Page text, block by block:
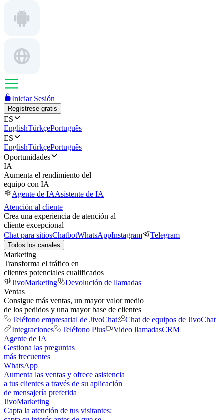
Iniciar Sesión
Regístrese gratis
ES
EnglishTürkçePortuguês
ES
EnglishTürkçePortuguês
Oportunidades
IA
Aumenta el rendimiento del
equipo con IA
Agente de IAAsistente de IA
Atención al cliente
Crea una experiencia de atención al
cliente excepcional
Chat para sitiosChatbotWhatsAppInstagram Telegram
Todos los canales
Marketing
Transforma el tráfico en
clientes potenciales cualificados
JivoMarketing
Devolución de llamadas
Ventas
Consigue más ventas, un mayor valor medio
de los pedidos y una mayor base de clientes
Teléfono empresarial de JivoChat
Chat de equipos de JivoChat
Integraciones
Teléfono Plus Video llamadasCRM
Agente de IA
Gestiona las preguntas
más frecuentes
WhatsApp
Aumenta las ventas y ofrece asistencia
a tus clientes a través de su aplicación
de mensajería preferida
JivoMarketing
Capta la atención de tus visitantes: